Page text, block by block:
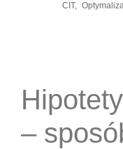
CIT,
–